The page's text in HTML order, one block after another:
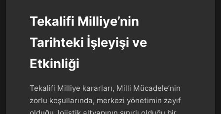
Tekalifi Milliye’nin
Tarihteki İşleyişi ve
Etkinliği
Tekalifi Milliye kararları, Milli Mücadele’nin
zorlu koşullarında, merkezi yönetimin zayıf